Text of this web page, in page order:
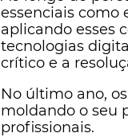
essenciais como
aplicando esses
tecnologias
crítico e a
No último ano,
moldando o seu
profissionais.